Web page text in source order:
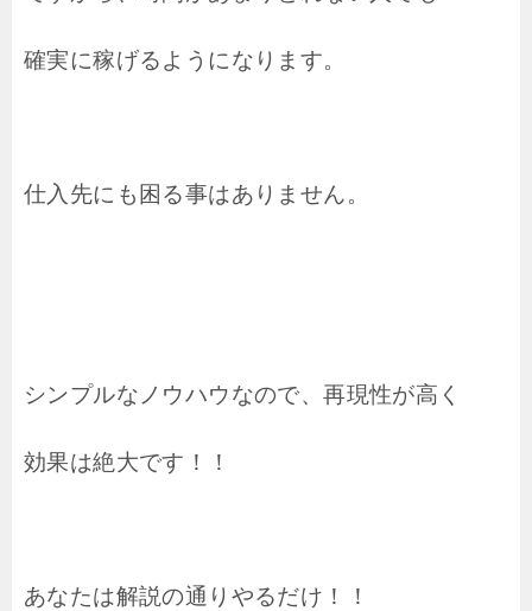
確実に稼げるようになります。
仕入先にも困る事はありません。
シンプルなノウハウなので、再現性が高く
効果は絶大です！！
あなたは解説の通りやるだけ！！